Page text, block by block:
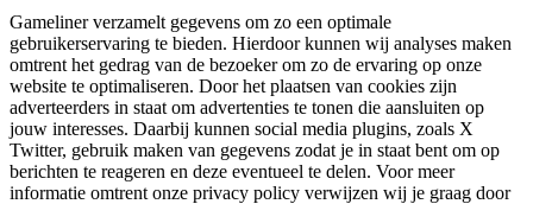
Gameliner verzamelt gegevens om zo een optimale
gebruikerservaring te bieden. Hierdoor kunnen wij analyses maken
omtrent het gedrag van de bezoeker om zo de ervaring op onze
website te optimaliseren. Door het plaatsen van cookies zijn
adverteerders in staat om advertenties te tonen die aansluiten op
jouw interesses. Daarbij kunnen social media plugins, zoals X
Twitter, gebruik maken van gegevens zodat je in staat bent om op
berichten te reageren en deze eventueel te delen. Voor meer
informatie omtrent onze privacy policy verwijzen wij je graag door